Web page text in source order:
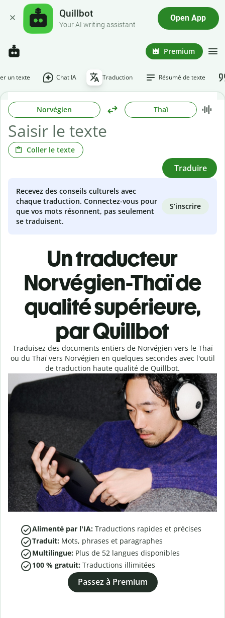
Quillbot
Your AI writing assistant
Open App
Premium
un texte Chat IA Traduction Résumé de texte
Norvégien Thaï
Coller le texte
Traduire
Recevez des conseils culturels avec
chaque traduction. Connectez-vous pour
que vos mots résonnent, pas seulement
se traduisent.
S’inscrire
Un traducteur
Norvégien-Thaï de
qualité supérieure,
par Quillbot
Traduisez des documents entiers de Norvégien vers le Thaï
ou du Thaï vers Norvégien en quelques secondes avec l'outil
de traduction haute qualité de Quillbot.
Alimenté par l'IA: Traductions rapides et précises
Traduit: Mots, phrases et paragraphes
Multilingue: Plus de 52 langues disponibles
100 % gratuit: Traductions illimitées
Passez à Premium